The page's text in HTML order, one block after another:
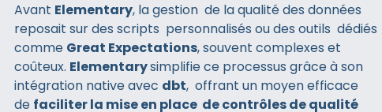
Avant Elementary, la gestion de la qualité des données
reposait sur des scripts personnalisés ou des outils dédiés
comme Great Expectations, souvent complexes et
coûteux. Elementarysimplifie ce processus grâce à son
intégration native avec dbt, offrant un moyen efficace
de faciliter la mise en place de contrôles de qualité